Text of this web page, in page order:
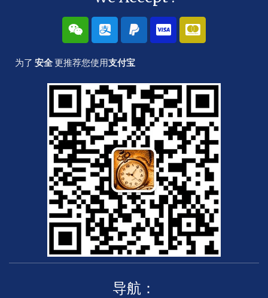
W
e
i
x
n
A
l
i
p
y
P
a
y
p
l
C
c
-
s
a
C
c
-
s
e
r
c
a
r
d
为了 安全更推荐您使用支付宝
导航：